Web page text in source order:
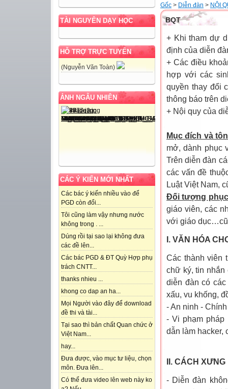
TÀI NGUYÊN DẠY HỌC
HỖ TRỢ TRỰC TUYẾN
(Nguyễn Văn Toàn)
ẢNH NGẪU NHIÊN
CÁC Ý KIẾN MỚI NHẤT
Các bác ý kiến nhiều vào để
PGD còn đổi...
Tôi cũng làm vậy nhưng nước
không trong . ...
Dúng rồi tại sao lại không đưa
các đề lên...
Các bác PGD & ĐT Quỳ Hợp phụ
trách CNTT...
thanks nhieu ...
khong co dap an ha...
Mọi Người vào đây để download
đề thi và tài...
Tại sao thì bản chất Quan chức ở
Việt Nam...
hay...
Đưa được, vào mục tư liệu, chọn
môn. Đưa lên...
Có thể đưa video lên web này ko
Gốc > Diễn đàn > NỘI
BQT
+ Khi tham dự
định của diễn
+ Các điều
hợp với các
quyền thay đổi
thông báo trên
+ Nội quy của
Mục đích và
mở, dành phục
Trên diễn đàn
các vấn đề
Luật Việt Nam,
Đối tượng
giáo viên, các
với giáo
I. VĂN HÓA
Các thành viên
chữ ký, tin nhắn
diễn đàn có
xấu, vu khống,
- An ninh -
- Vi phạm
dẫn làm hacker,
II. CÁCH
- Diễn đàn